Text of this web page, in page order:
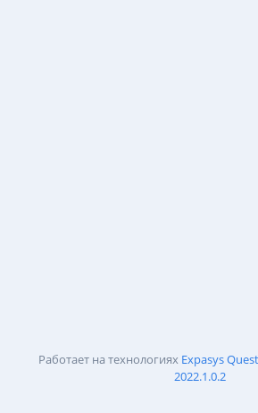
Работает на технологиях Expasys
2022.1.0.2